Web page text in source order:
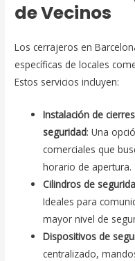
de Vecinos
Los cerrajeros en
específicas de locales
Estos servicios incluyen:
Instalación de
seguridad: Una
comerciales que
horario de apertura.
Cilindros de
Ideales para
mayor nivel de
Dispositivos de
centralizado,